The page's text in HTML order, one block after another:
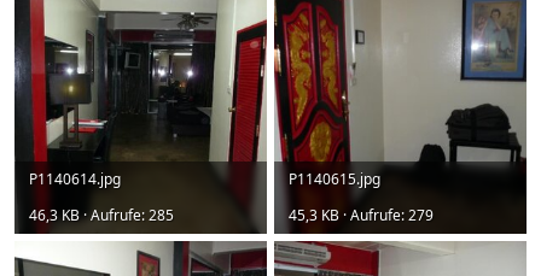
P1140614.jpg
46,3 KB · Aufrufe: 285
P1140615.jpg
45,3 KB · Aufrufe: 279